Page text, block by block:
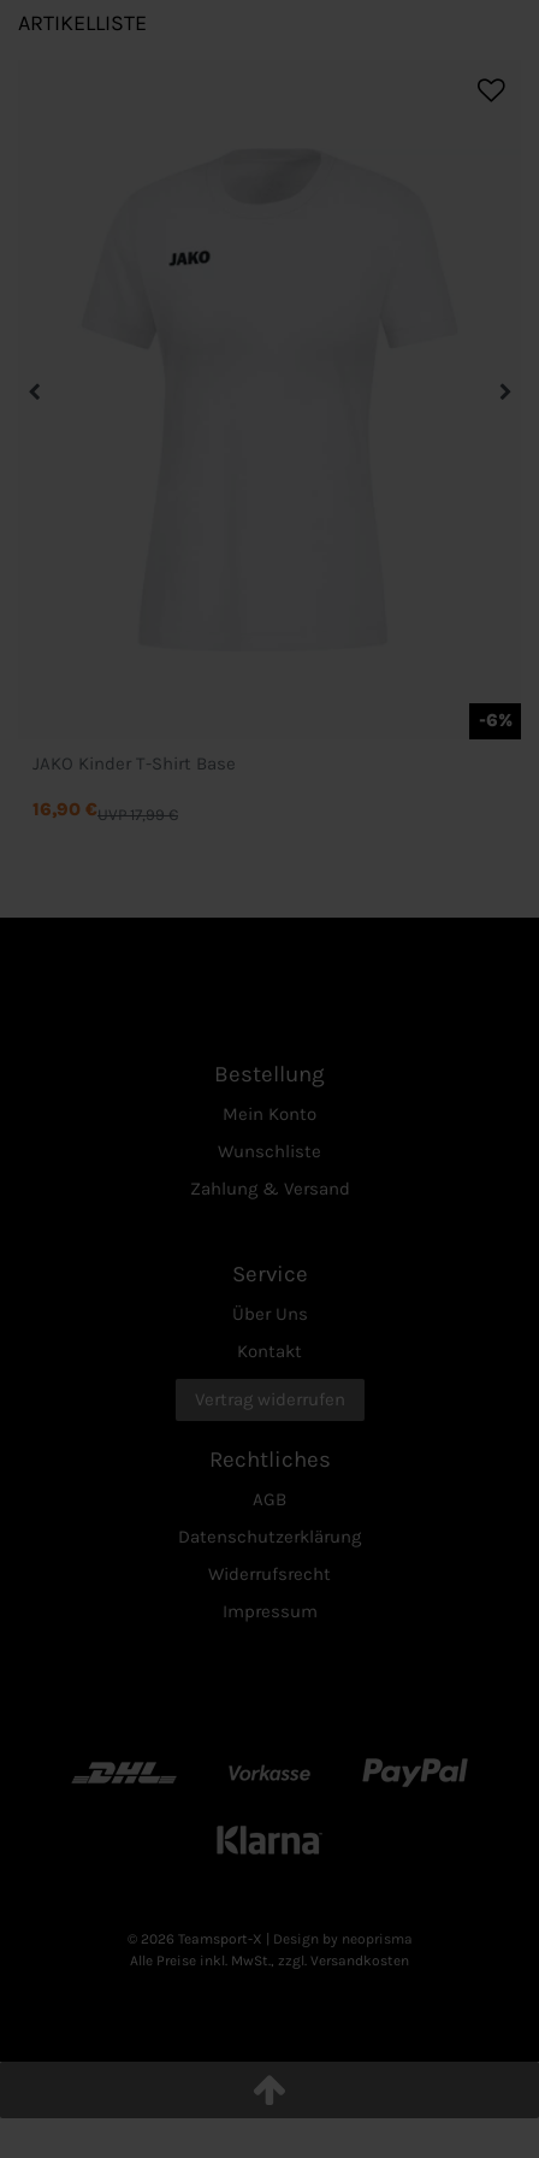
ARTIKELLISTE
-6%
JAKO Kinder T-Shirt Base
UVP 17,99 €
16,90 €
Bestellung
Mein Konto
Wunschliste
Zahlung & Versand
Service
Über Uns
Kontakt
Vertrag widerrufen
Rechtliches
AGB
Datenschutzerklärung
Widerrufsrecht
Impressum
DHL Vorkasse Paypal
Klarn
© 2026 Teamsport-X | Design by neoprisma
Alle Preise inkl. MwSt., zzgl. Versandkosten